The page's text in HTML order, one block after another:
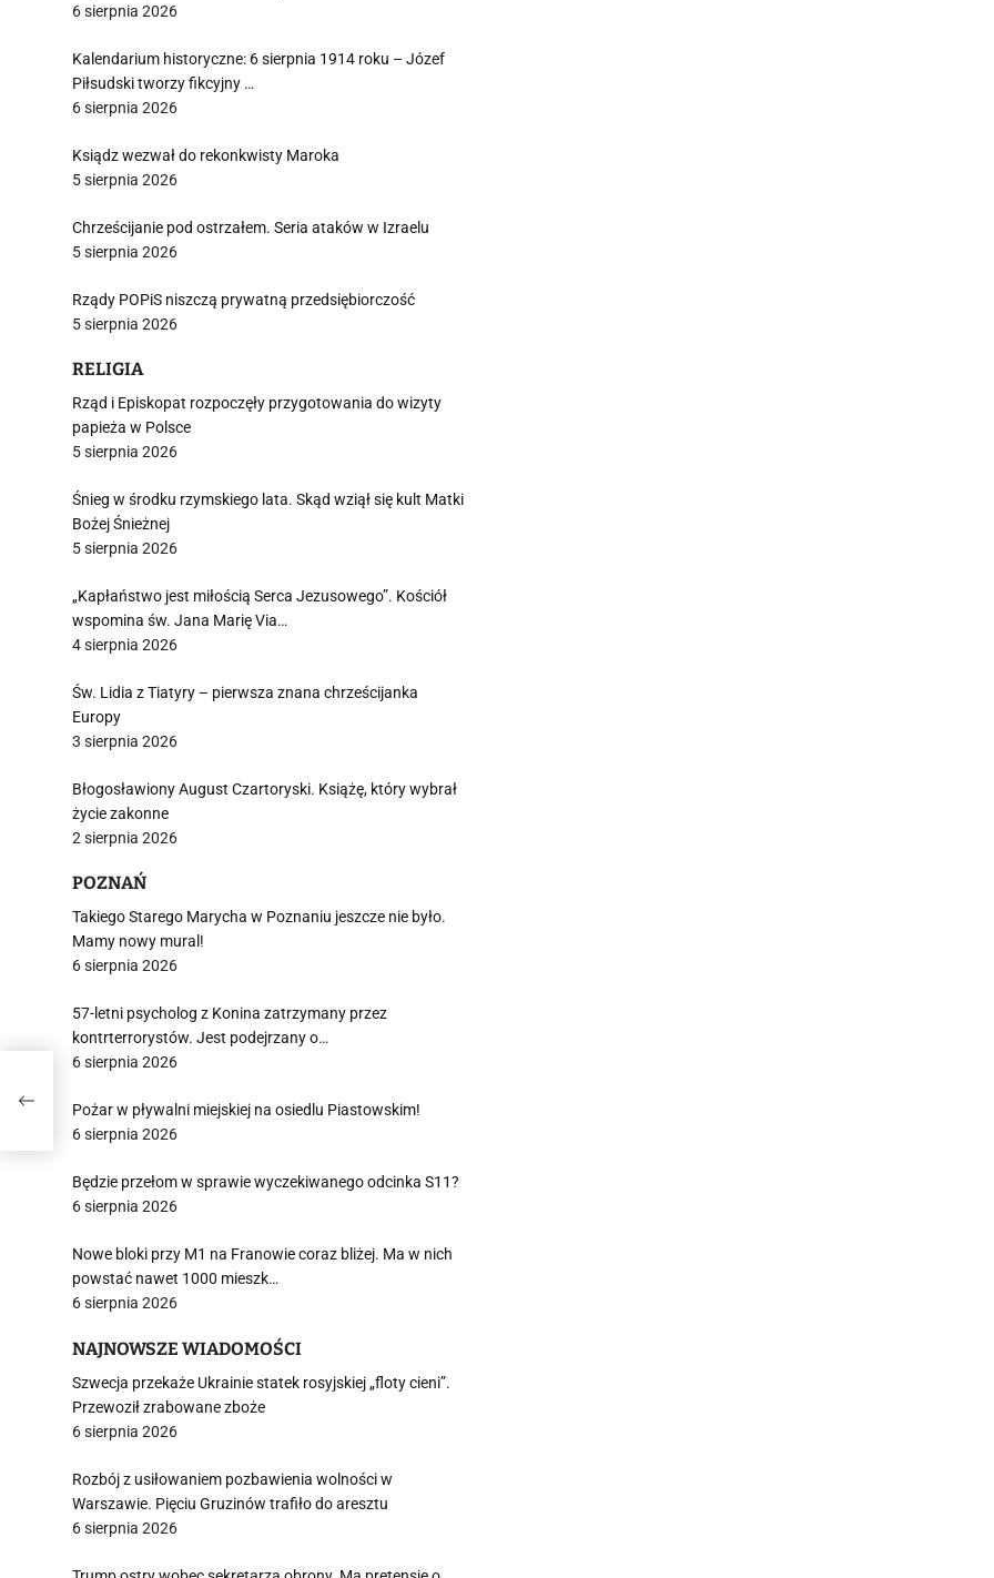
6 sierpnia 2026
Kalendarium historyczne: 6 sierpnia 1914 roku – Józef
Piłsudski tworzy fikcyjny …
6 sierpnia 2026
Ksiądz wezwał do rekonkwisty Maroka
5 sierpnia 2026
Chrześcijanie pod ostrzałem. Seria ataków w Izraelu
5 sierpnia 2026
Rządy POPiS niszczą prywatną przedsiębiorczość
5 sierpnia 2026
RELIGIA
Rząd i Episkopat rozpoczęły przygotowania do wizyty
papieża w Polsce
5 sierpnia 2026
Śnieg w środku rzymskiego lata. Skąd wziął się kult Matki
Bożej Śnieżnej
5 sierpnia 2026
„Kapłaństwo jest miłością Serca Jezusowego”. Kościół
wspomina św. Jana Marię Via…
4 sierpnia 2026
Św. Lidia z Tiatyry – pierwsza znana chrześcijanka
Europy
3 sierpnia 2026
Błogosławiony August Czartoryski. Książę, który wybrał
życie zakonne
2 sierpnia 2026
POZNAŃ
Takiego Starego Marycha w Poznaniu jeszcze nie było.
Mamy nowy mural!
6 sierpnia 2026
57-letni psycholog z Konina zatrzymany przez
kontrterrorystów. Jest podejrzany o…
6 sierpnia 2026
Pożar w pływalni miejskiej na osiedlu Piastowskim!
6 sierpnia 2026
Będzie przełom w sprawie wyczekiwanego odcinka S11?
6 sierpnia 2026
Nowe bloki przy M1 na Franowie coraz bliżej. Ma w nich
powstać nawet 1000 mieszk…
6 sierpnia 2026
NAJNOWSZE WIADOMOŚCI
Szwecja przekaże Ukrainie statek rosyjskiej „floty cieni”.
Przewoził zrabowane zboże
6 sierpnia 2026
Rozbój z usiłowaniem pozbawienia wolności w
Warszawie. Pięciu Gruzinów trafiło do aresztu
6 sierpnia 2026